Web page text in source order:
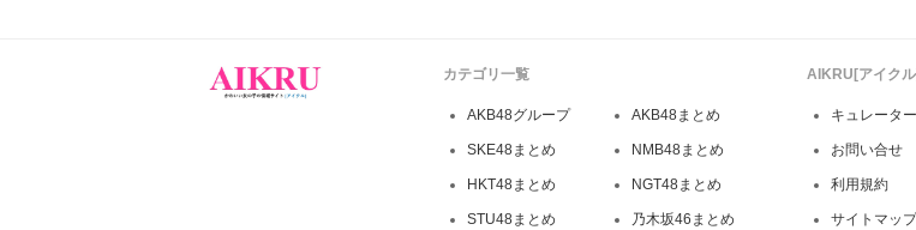
カテゴリ一覧
AKB48グループ AKB48まとめ
SKE48まとめ NMB48まとめ
HKT48まとめ NGT48まとめ
STU48まとめ 乃木坂46まとめ
AIKRU[アイク
キュレータ
お問い合せ
利用規約
サイトマップ